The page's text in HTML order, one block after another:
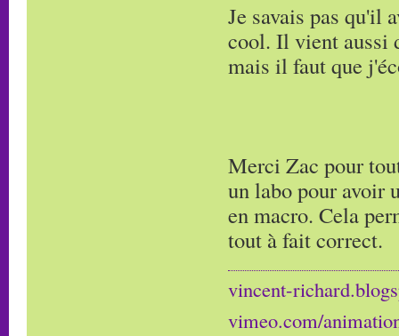
Je savais pas qu'il
cool. Il vient aussi
mais il faut que
Merci Zac pour
un labo pour avoir
en macro. Cela
tout à fait correct.
vincent-
vimeo.com/